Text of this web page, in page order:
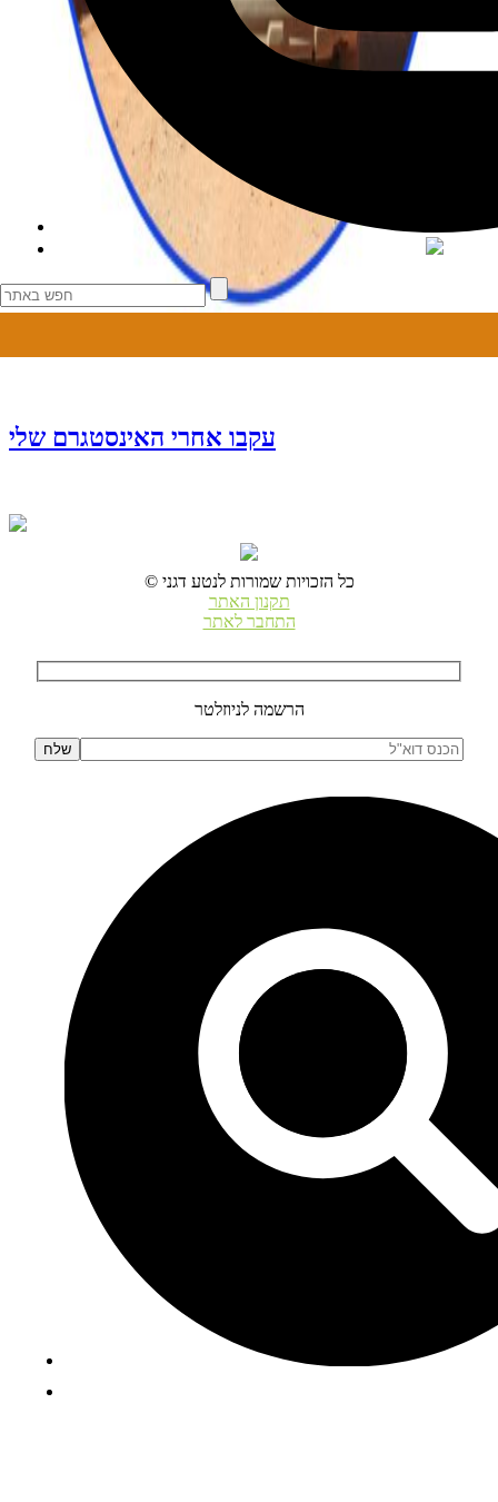
עקבו אחרי האינסטגרם שלי
© כל הזכויות שמורות לנטע דגני
תקנון האתר
התחבר לאתר
הרשמה לניוזלטר